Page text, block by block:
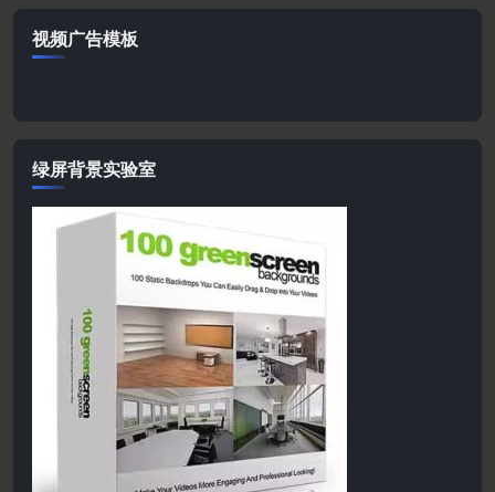
视频广告模板
绿屏背景实验室